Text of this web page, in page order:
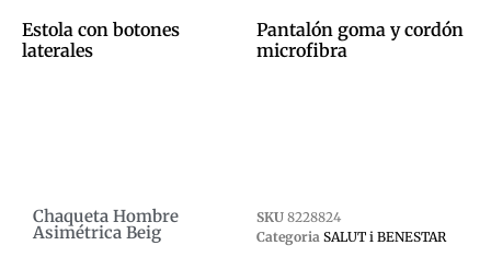
Estola con botones
laterales
Pantalón goma y cordón
microfibra
Chaqueta Hombre
Asimétrica Beig
SKU 8228824
Categoria SALUT i BENESTAR